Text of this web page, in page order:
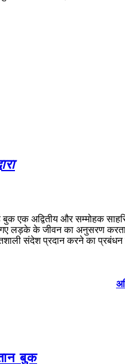
बुक एक अद्वितीय और सम्मोहक
गए लड़के के जीवन का अनुसरण
संदेश प्रदान करने का प्रबंधन
बुक